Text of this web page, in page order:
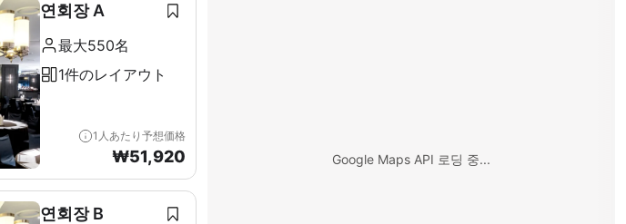
연회장 A
最大550名
1件のレイアウト
1人あたり予想価格
₩51,920
연회장 B
Google Maps API 로딩 중...